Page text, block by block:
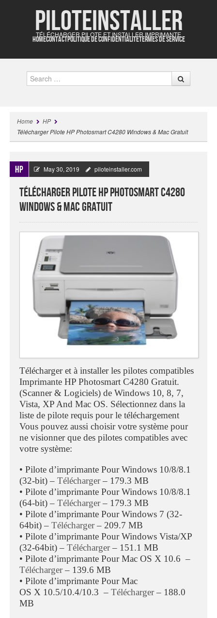
Piloteinstaller
TÉLÉCHARGER PILOTE ET INSTALLER IMPRIMANTE
HOMECONTACTPOLITIQUE DE CONFIDENTIALITÉTERMES DE SERVICE
Search
Home
HP
Télécharger Pilote HP Photosmart C4280 Windows & Mac Gratuit
HP May 30, 2019 piloteinstaller.com
Télécharger Pilote HP Photosmart C4280
Windows & Mac Gratuit
Télécharger et à installer les pilotes compatibles
Imprimante HP Photosmart C4280 Gratuit.
(Scanner & Logiciels) de Windows 10, 8, 7,
Vista, XP And Mac OS. Sélectionnez dans la
liste de pilote requis pour le téléchargement
Vous pouvez aussi choisir votre système pour
ne visionner que des pilotes compatibles avec
votre système:
• Pilote d’imprimante Pour Windows 10/8/8.1
(32-bit) – Télécharger– 179.3 MB
• Pilote d’imprimante Pour Windows 10/8/8.1
(64-bit) – Télécharger– 179.3 MB
• Pilote d’imprimante Pour Windows 7 (32-
64bit) – Télécharger– 209.7 MB
• Pilote d’imprimante Pour Windows Vista/XP
(32-64bit) – Télécharger– 151.1 MB
• Pilote d’imprimante Pour Mac OS X 10.6 –
Télécharger– 139.6 MB
• Pilote d’imprimante Pour Mac
OS X 10.5/10.4/10.3 – Télécharger– 188.0
MB